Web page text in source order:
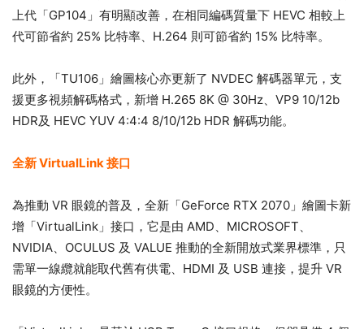
上代「GP104」有明顯改善，在相同編碼質量下 HEVC 相較上
代可節省約 25% 比特率、H.264 則可節省約 15% 比特率。
此外，「TU106」繪圖核心亦更新了 NVDEC 解碼器單元，支
援更多視頻解碼格式，新增 H.265 8K @ 30Hz、VP9 10/12b
HDR及 HEVC YUV 4:4:4 8/10/12b HDR 解碼功能。
全新 VirtualLink 接口
為推動 VR 眼鏡的普及，全新「GeForce RTX 2070」繪圖卡新
增「VirtualLink」接口，它是由 AMD、MICROSOFT、
NVIDIA、OCULUS 及 VALUE 推動的全新開放式業界標準，只
需單一線纜就能取代舊有供電、HDMI 及 USB 連接，提升 VR
眼鏡的方便性。